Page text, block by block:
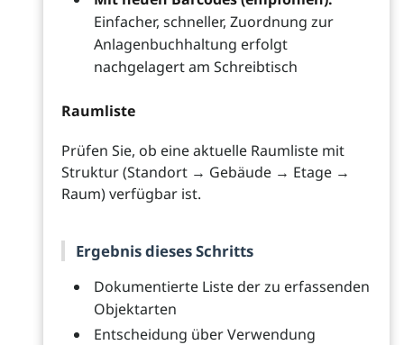
Einfacher, schneller, Zuordnung zur
Anlagenbuchhaltung erfolgt
nachgelagert am Schreibtisch
Raumliste
Prüfen Sie, ob eine aktuelle Raumliste mit
Struktur (Standort → Gebäude → Etage →
Raum) verfügbar ist.
Ergebnis dieses Schritts
Dokumentierte Liste der zu erfassenden
Objektarten
Entscheidung über Verwendung